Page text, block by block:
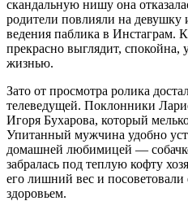
скандальную нишу она
родители повлияли на девушку
ведения паблика в Инстаграм.
прекрасно выглядит, спокойна,
жизнью.
Зато от просмотра ролика
телеведущей. Поклонники
Игоря Бухарова, который
Упитанный мужчина удобно
домашней любимицей —
забралась под теплую кофту
его лишний вес и посоветовали
здоровьем.